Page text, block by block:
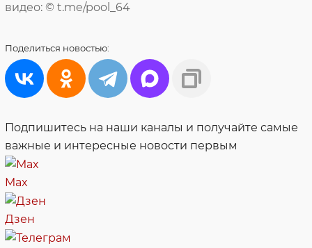
видео: © t.me/pool_64
Поделиться новостью:
Подпишитесь на наши каналы и получайте самые
важные и интересные новости первым
Max
Дзен